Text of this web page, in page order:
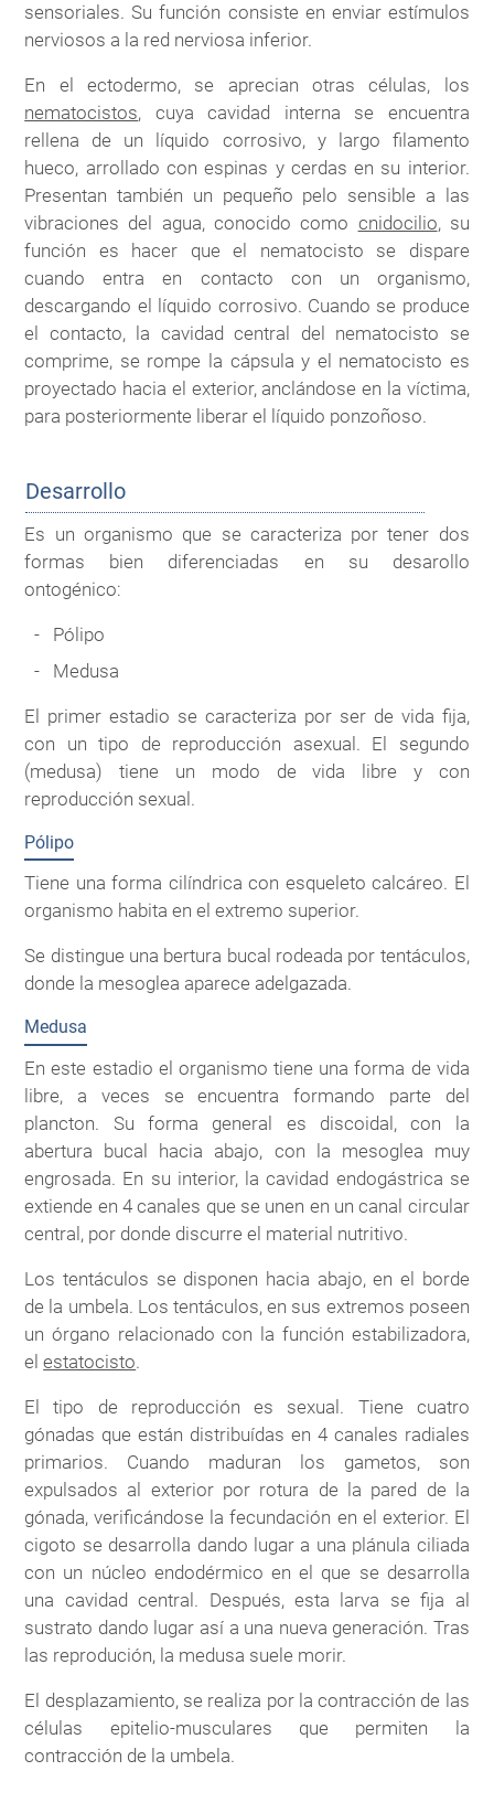
sensoriales. Su función consiste en enviar estímulos
nerviosos a la red nerviosa inferior.
En el ectodermo, se aprecian otras células, los
nematocistos, cuya cavidad interna se encuentra
rellena de un líquido corrosivo, y largo filamento
hueco, arrollado con espinas y cerdas en su interior.
Presentan también un pequeño pelo sensible a las
vibraciones del agua, conocido como cnidocilio, su
función es hacer que el nematocisto se dispare
cuando entra en contacto con un organismo,
descargando el líquido corrosivo. Cuando se produce
el contacto, la cavidad central del nematocisto se
comprime, se rompe la cápsula y el nematocisto es
proyectado hacia el exterior, anclándose en la víctima,
para posteriormente liberar el líquido ponzoñoso.
Desarrollo
Es un organismo que se caracteriza por tener dos
formas bien diferenciadas en su desarollo
ontogénico:
Pólipo
Medusa
El primer estadio se caracteriza por ser de vida fija,
con un tipo de reproducción asexual. El segundo
(medusa) tiene un modo de vida libre y con
reproducción sexual.
Pólipo
Tiene una forma cilíndrica con esqueleto calcáreo. El
organismo habita en el extremo superior.
Se distingue una bertura bucal rodeada por tentáculos,
donde la mesoglea aparece adelgazada.
Medusa
En este estadio el organismo tiene una forma de vida
libre, a veces se encuentra formando parte del
plancton. Su forma general es discoidal, con la
abertura bucal hacia abajo, con la mesoglea muy
engrosada. En su interior, la cavidad endogástrica se
extiende en 4 canales que se unen en un canal circular
central, por donde discurre el material nutritivo.
Los tentáculos se disponen hacia abajo, en el borde
de la umbela. Los tentáculos, en sus extremos poseen
un órgano relacionado con la función estabilizadora,
elestatocisto.
El tipo de reproducción es sexual. Tiene cuatro
gónadas que están distribuídas en 4 canales radiales
primarios. Cuando maduran los gametos, son
expulsados al exterior por rotura de la pared de la
gónada, verificándose la fecundación en el exterior. El
cigoto se desarrolla dando lugar a una plánula ciliada
con un núcleo endodérmico en el que se desarrolla
una cavidad central. Después, esta larva se fija al
sustrato dando lugar así a una nueva generación. Tras
las reprodución, la medusa suele morir.
El desplazamiento, se realiza por la contracción de las
células epitelio-musculares que permiten la
contracción de la umbela.